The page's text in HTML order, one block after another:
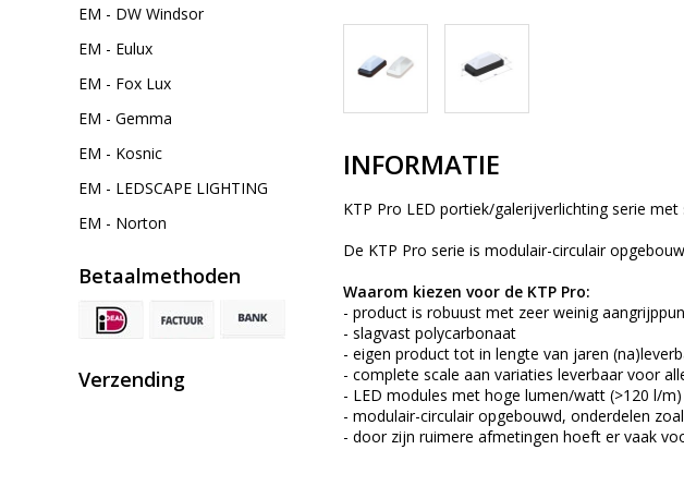
EM - DW Windsor
EM - Eulux
EM - Fox Lux
EM - Gemma
EM - Kosnic
EM - LEDSCAPE LIGHTING
EM - Norton
Betaalmethoden
Verzending
INFORMATIE
KTP Pro LED portiek/galerijverlichting serie
De KTP Pro serie is modulair-circulair
Waarom kiezen voor de KTP Pro:
- product is robuust met zeer weinig
- slagvast polycarbonaat
- eigen product tot in lengte van jaren
- complete scale aan variaties leverbaar voor
- LED modules met hoge lumen/watt (>120 l/m)
- modulair-circulair opgebouwd, onderdelen
- door zijn ruimere afmetingen hoeft er vaak